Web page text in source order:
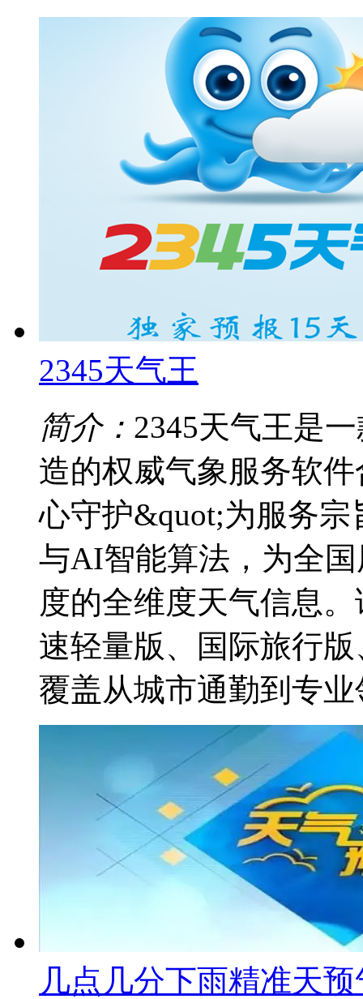
2345天气王
简介： 2345天气王是
造的权威气象服务软
心守护&quot;为服务
与AI智能算法，为全
度的全维度天气信息
速轻量版、国际旅行
覆盖从城市通勤到专
几点几分下雨精准天预